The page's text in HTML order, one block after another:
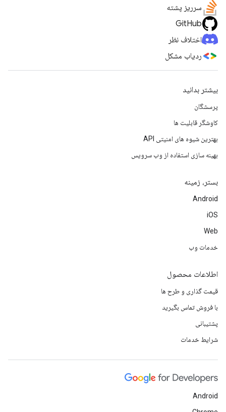
سرریز پشته
GitHub
اختلاف نظر
ردیاب مشکل
بیشتر بدانید
پرسشگان
کاوشگر قابلیت ها
بهترین شیوه های امنیتی API
بهینه سازی استفاده از وب سرویس
بستر، زمینه
Android
iOS
Web
خدمات وب
اطلاعات محصول
قیمت گذاری و طرح ها
با فروش تماس بگیرید
پشتیبانی
شرایط خدمات
Android